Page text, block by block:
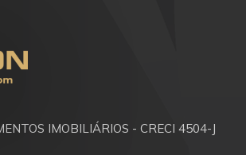
IMOBILIÁRIOS - CRECI 4504-J